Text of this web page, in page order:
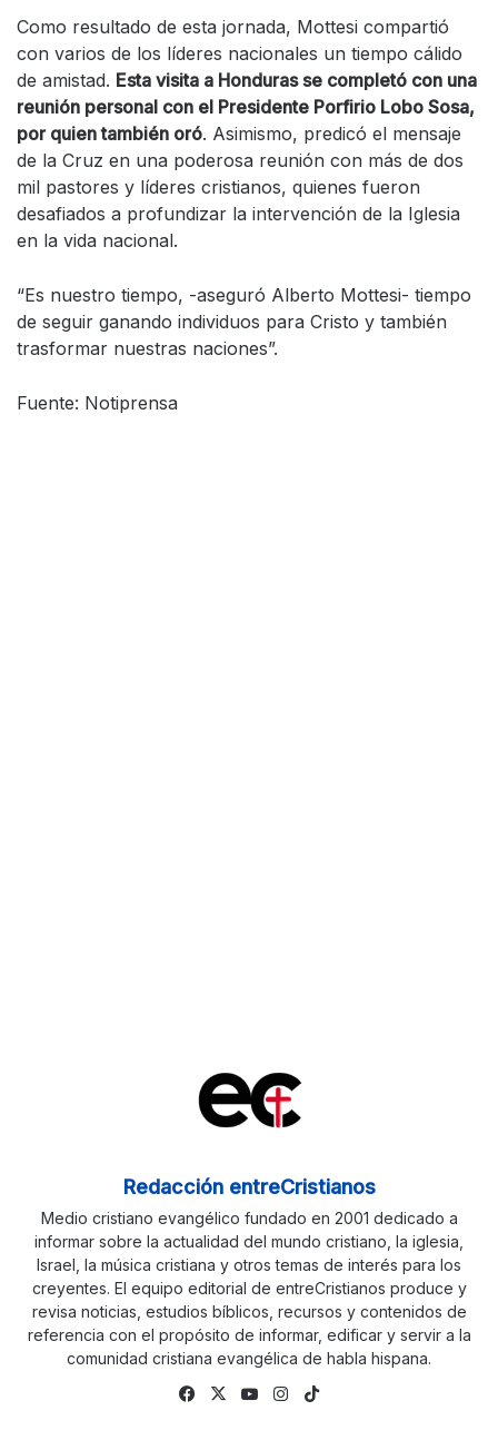
Como resultado de esta jornada, Mottesi compartió
con varios de los líderes nacionales un tiempo cálido
de amistad. Esta visita a Honduras se completó con una
reunión personal con el Presidente Porfirio Lobo Sosa,
por quien también oró. Asimismo, predicó el mensaje
de la Cruz en una poderosa reunión con más de dos
mil pastores y líderes cristianos, quienes fueron
desafiados a profundizar la intervención de la Iglesia
en la vida nacional.
“Es nuestro tiempo, -aseguró Alberto Mottesi- tiempo
de seguir ganando individuos para Cristo y también
trasformar nuestras naciones”.
Fuente: Notiprensa
Redacción entreCristianos
Medio cristiano evangélico fundado en 2001 dedicado a
informar sobre la actualidad del mundo cristiano, la iglesia,
Israel, la música cristiana y otros temas de interés para los
creyentes. El equipo editorial de entreCristianos produce y
revisa noticias, estudios bíblicos, recursos y contenidos de
referencia con el propósito de informar, edificar y servir a la
comunidad cristiana evangélica de habla hispana.
Fa
X
Yo
Ins